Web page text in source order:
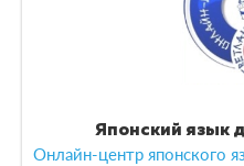
Японский язык
Онлайн-центр японского